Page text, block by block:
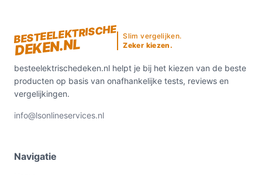
BESTEELEKTRISCHE
DEKEN.NL
Slim vergelijken.
Zeker kiezen.
besteelektrischedeken.nl helpt je bij het kiezen van de beste
producten op basis van onafhankelijke tests, reviews en
vergelijkingen.
info@lsonlineservices.nl
Navigatie